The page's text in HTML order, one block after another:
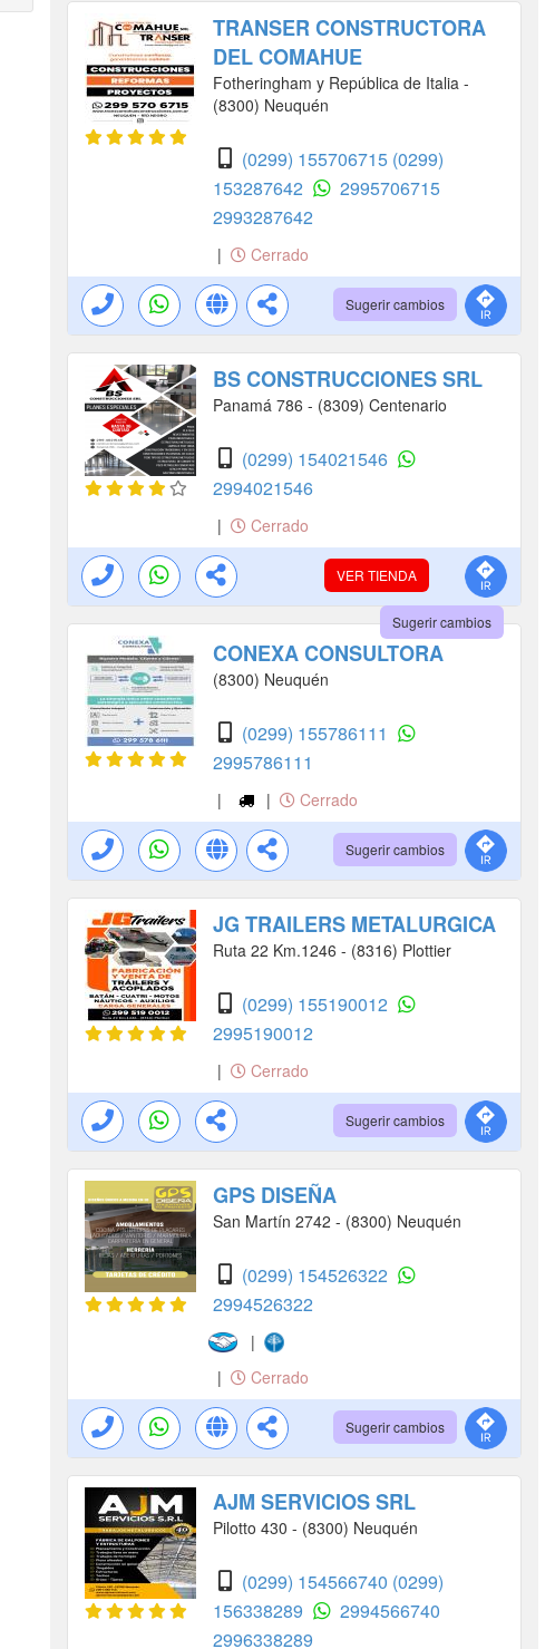
TRANSER CONSTRUCTORA
DEL COMAHUE
Fotheringham y República de Italia -
(8300) Neuquén
(0299) 155706715 (0299)
153287642
2995706715
2993287642
| Cerrado
Sugerir cambios
BS CONSTRUCCIONES SRL
Panamá 786 - (8309) Centenario
(0299) 154021546
2994021546
| Cerrado
VER TIENDA
Sugerir cambios
CONEXA CONSULTORA
(8300) Neuquén
(0299) 155786111
2995786111
| | Cerrado
Sugerir cambios
JG TRAILERS METALURGICA
Ruta 22 Km.1246 - (8316) Plottier
(0299) 155190012
2995190012
| Cerrado
Sugerir cambios
GPS DISEÑA
San Martín 2742 - (8300) Neuquén
(0299) 154526322
2994526322
|
|
Cerrado
Sugerir cambios
AJM SERVICIOS SRL
Pilotto 430 - (8300) Neuquén
(0299) 154566740 (0299)
156338289
2994566740
2996338289